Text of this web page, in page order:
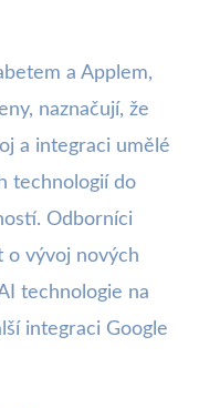
a Applem,
naznačují, že
a integraci umělé
technologií do
Odborníci
o vývoj nových
technologie na
integraci Google